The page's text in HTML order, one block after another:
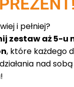
i pełniej?
zestaw aż 5-u
, które każdego
nad